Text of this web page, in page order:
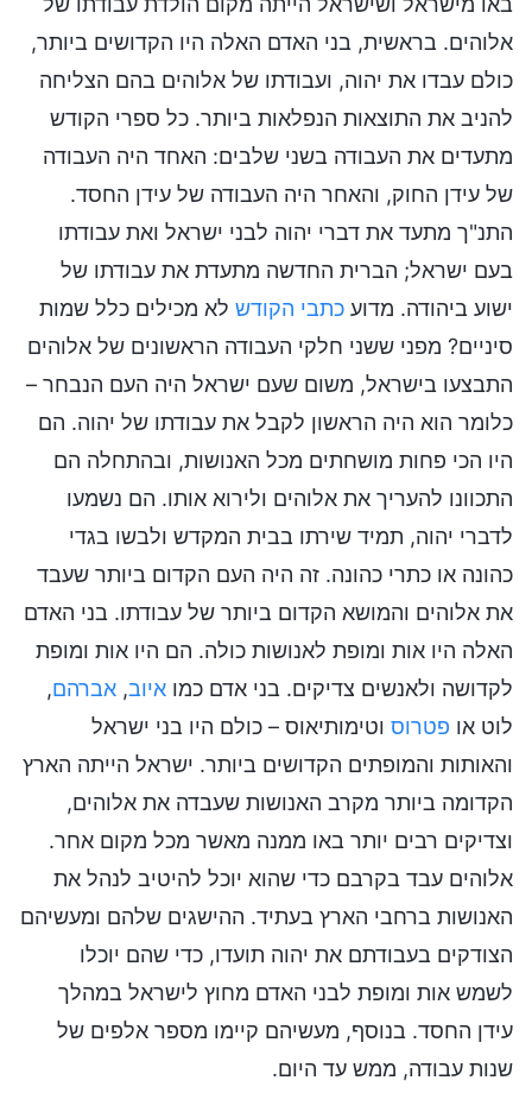
אלוהים. בראשית, בני האדם האלה היו הקדושים ביותר,
כולם עבדו את יהוה, ועבודתו של אלוהים בהם הצליחה
להניב את התוצאות הנפלאות ביותר. כל ספרי הקודש
מתעדים את העבודה בשני שלבים: האחד היה העבודה
של עידן החוק, והאחר היה העבודה של עידן החסד.
התנ"ך מתעד את דברי יהוה לבני ישראל ואת עבודתו
בעם ישראל; הברית החדשה מתעדת את עבודתו של
ישוע ביהודה. מדוע כתבי הקודש לא מכילים כלל שמות
סיניים? מפני ששני חלקי העבודה הראשונים של אלוהים
התבצעו בישראל, משום שעם ישראל היה העם הנבחר –
כלומר הוא היה הראשון לקבל את עבודתו של יהוה. הם
היו הכי פחות מושחתים מכל האנושות, ובהתחלה הם
התכוונו להעריך את אלוהים ולירוא אותו. הם נשמעו
לדברי יהוה, תמיד שירתו בבית המקדש ולבשו בגדי
כהונה או כתרי כהונה. זה היה העם הקדום ביותר שעבד
את אלוהים והמושא הקדום ביותר של עבודתו. בני האדם
האלה היו אות ומופת לאנושות כולה. הם היו אות ומופת
לקדושה ולאנשים צדיקים. בני אדם כמו איוב, אברהם,
לוט או פטרוס וטימותיאוס – כולם היו בני ישראל
והאותות והמופתים הקדושים ביותר. ישראל הייתה הארץ
הקדומה ביותר מקרב האנושות שעבדה את אלוהים,
וצדיקים רבים יותר באו ממנה מאשר מכל מקום אחר.
אלוהים עבד בקרבם כדי שהוא יוכל להיטיב לנהל את
האנושות ברחבי הארץ בעתיד. ההישגים שלהם ומעשיהם
הצודקים בעבודתם את יהוה תועדו, כדי שהם יוכלו
לשמש אות ומופת לבני האדם מחוץ לישראל במהלך
עידן החסד. בנוסף, מעשיהם קיימו מספר אלפים של
שנות עבודה, ממש עד היום.